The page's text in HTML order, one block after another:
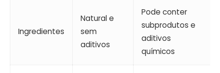
Ingredientes
Natural e
sem
aditivos
Pode conter
subprodutos e
aditivos
químicos